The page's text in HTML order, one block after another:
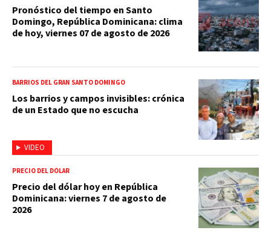
Pronóstico del tiempo en Santo
Domingo, República Dominicana: clima
de hoy, viernes 07 de agosto de 2026
VIDEO
BARRIOS DEL GRAN SANTO DOMINGO
Los barrios y campos invisibles: crónica
de un Estado que no escucha
PRECIO DEL DÓLAR
Precio del dólar hoy en República
Dominicana: viernes 7 de agosto de
2026